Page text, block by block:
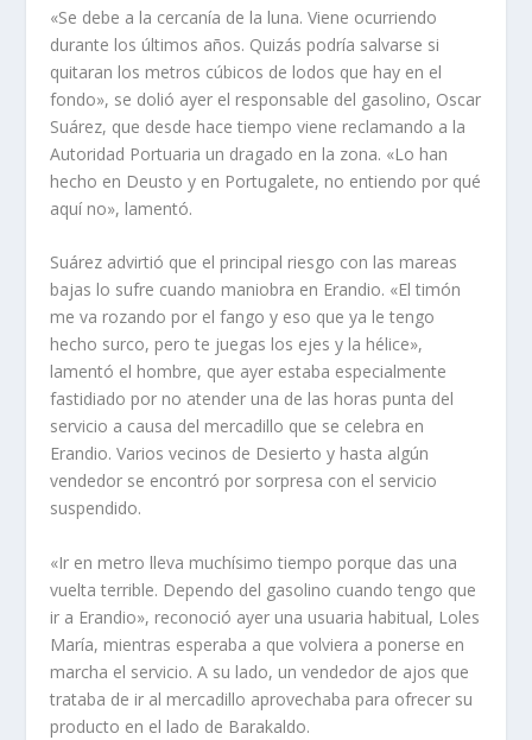
«Se debe a la cercanía de la luna. Viene ocurriendo
durante los últimos años. Quizás podría salvarse si
quitaran los metros cúbicos de lodos que hay en el
fondo», se dolió ayer el responsable del gasolino, Oscar
Suárez, que desde hace tiempo viene reclamando a la
Autoridad Portuaria un dragado en la zona. «Lo han
hecho en Deusto y en Portugalete, no entiendo por qué
aquí no», lamentó.
Suárez advirtió que el principal riesgo con las mareas
bajas lo sufre cuando maniobra en Erandio. «El timón
me va rozando por el fango y eso que ya le tengo
hecho surco, pero te juegas los ejes y la hélice»,
lamentó el hombre, que ayer estaba especialmente
fastidiado por no atender una de las horas punta del
servicio a causa del mercadillo que se celebra en
Erandio. Varios vecinos de Desierto y hasta algún
vendedor se encontró por sorpresa con el servicio
suspendido.
«Ir en metro lleva muchísimo tiempo porque das una
vuelta terrible. Dependo del gasolino cuando tengo que
ir a Erandio», reconoció ayer una usuaria habitual, Loles
María, mientras esperaba a que volviera a ponerse en
marcha el servicio. A su lado, un vendedor de ajos que
trataba de ir al mercadillo aprovechaba para ofrecer su
producto en el lado de Barakaldo.